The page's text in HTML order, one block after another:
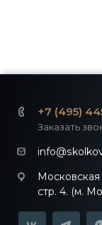
+7 (495)
Заказать
Московская
стр. 4. (м.